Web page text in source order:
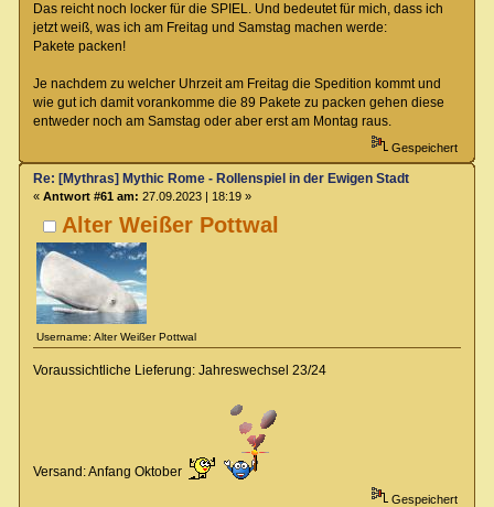
Das reicht noch locker für die SPIEL. Und bedeutet für mich, dass ich
jetzt weiß, was ich am Freitag und Samstag machen werde:
Pakete packen!
Je nachdem zu welcher Uhrzeit am Freitag die Spedition kommt und
wie gut ich damit vorankomme die 89 Pakete zu packen gehen diese
entweder noch am Samstag oder aber erst am Montag raus.
Gespeichert
Alter Weißer Pottwal
Username: Alter Weißer Pottwal
Re: [Mythras] Mythic Rome - Rollenspiel in der Ewigen Stadt
« Antwort #61 am: 27.09.2023 | 18:19 »
Voraussichtliche Lieferung: Jahreswechsel 23/24
Versand: Anfang Oktober
Gespeichert